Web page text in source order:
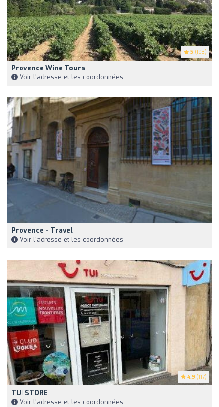
5 (193)
Provence Wine Tours
Voir l'adresse et les coordonnées
Provence - Travel
Voir l'adresse et les coordonnées
4.9 (117)
TUI STORE
Voir l'adresse et les coordonnées